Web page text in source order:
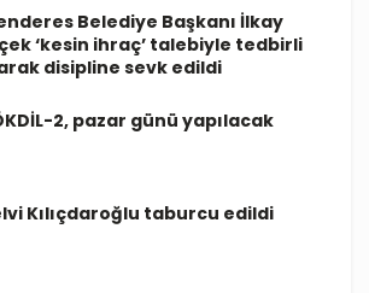
Belediye Başkanı İlkay
‘kesin ihraç’ talebiyle tedbirli
disipline sevk edildi
2, pazar günü yapılacak
Kılıçdaroğlu taburcu edildi